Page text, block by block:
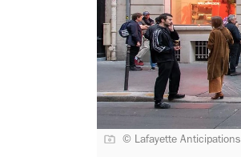
© Lafayette Anticipations